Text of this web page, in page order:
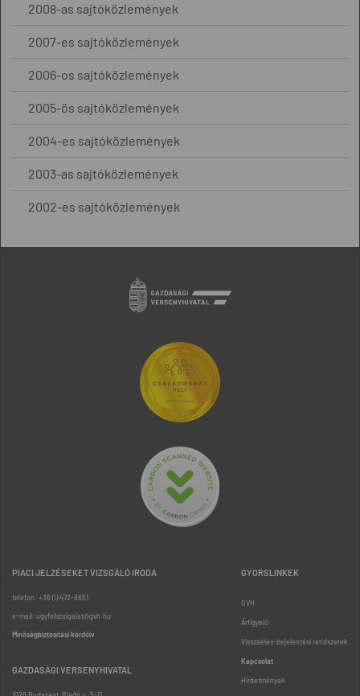
2008-as sajtóközlemények
2007-es sajtóközlemények
2006-os sajtóközlemények
2005-ös sajtóközlemények
2004-es sajtóközlemények
2003-as sajtóközlemények
2002-es sajtóközlemények
PIACI JELZÉSEKET VIZSGÁLÓ IRODA
telefon: +36 (1) 472-8851
e-mail: ugyfelszolgalat@gvh.hu
Minőségbiztosítási kérdőív
GAZDASÁGI VERSENYHIVATAL
GYORSLINKEK
GVH
Árfigyelő
Visszaélés-bejelentési rendszerek
Kapcsolat
Hirdetmények